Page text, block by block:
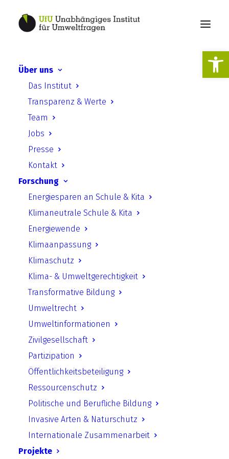
Über uns
Das Institut
Transparenz & Werte
Team
Jobs
Presse
Kontakt
Forschung
Energiesparen an Schule & Kita
Klimaneutrale Schule & Kita
Energiewende
Klimaanpassung
Klimaschutz
Klima- & Umweltgerechtigkeit
Transformative Bildung
Umweltrecht
Umweltinformationen
Zivilgesellschaft
Partizipation
Öffentlichkeitsbeteiligung
Ressourcenschutz
Politische und Berufliche Bildung
Invasive Arten & Naturschutz
Internationale Zusammenarbeit
Projekte
Internationales
Ressourcenschutzrecht:
Umweltgerechter
Rohstoffabbau ist machbar
Internationales
Ressourcenschutzrecht:
Umweltgerechter
Rohstoffabbau ist machbar
UfU.de | Unabhängiges Institut für Umweltfragen
e.V.